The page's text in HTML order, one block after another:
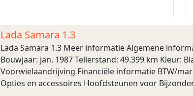
Lada Samara 1.3
Lada Samara 1.3 Meer informatie Algemene
Bouwjaar: jan. 1987 Tellerstand: 49.399 km Kleur:
Voorwielaandrijving Financiële informatie BTW/
Opties en accessoires Hoofdsteunen voor